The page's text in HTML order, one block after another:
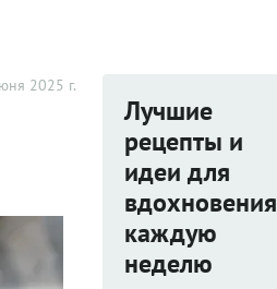
2025 г.
Лучшие
рецепты и
идеи для
вдохновения
каждую
неделю